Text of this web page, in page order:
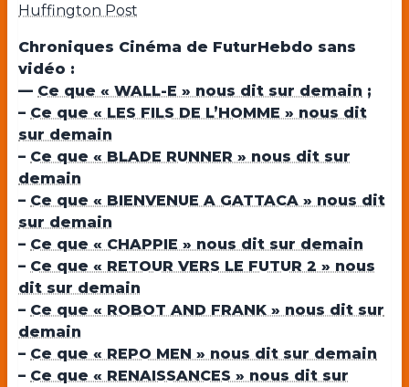
Huffington Post
Chroniques Cinéma de FuturHebdo sans
vidéo :
— Ce que « WALL-E » nous dit sur demain ;
– Ce que « LES FILS DE L’HOMME » nous dit
sur demain
– Ce que « BLADE RUNNER » nous dit sur
demain
– Ce que « BIENVENUE A GATTACA » nous dit
sur demain
– Ce que « CHAPPIE » nous dit sur demain
– Ce que « RETOUR VERS LE FUTUR 2 » nous
dit sur demain
– Ce que « ROBOT AND FRANK » nous dit sur
demain
– Ce que « REPO MEN » nous dit sur demain
– Ce que « RENAISSANCES » nous dit sur